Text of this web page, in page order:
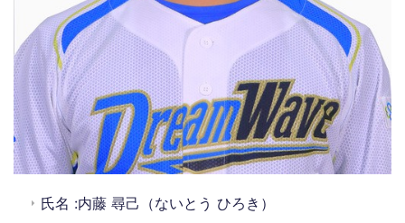
氏名 :内藤 尋己（ないとう ひろき）